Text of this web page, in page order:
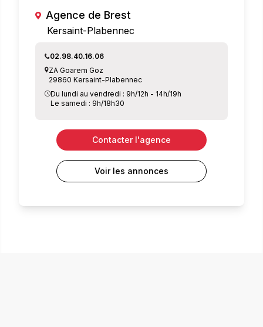
Agence de Brest
Kersaint-Plabennec
02.98.40.16.06
ZA Goarem Goz
29860 Kersaint-Plabennec
Du lundi au vendredi : 9h/12h - 14h/19h
Le samedi : 9h/18h30
Contacter l'agence
Voir les annonces